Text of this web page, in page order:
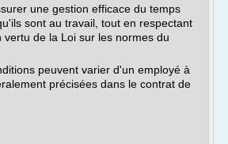
une gestion efficace du temps
sont au travail, tout en respectant
vertu de la Loi sur les normes du
peuvent varier d'un employé à
précisées dans le contrat de